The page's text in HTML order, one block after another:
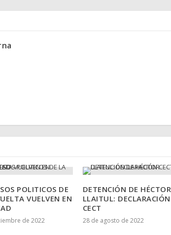
POLITICOS DE
VUELVEN EN
de 2022
DETENCIÓN DE HÉCTOR
LLAITUL: DECLARACIÓN
CECT
28 de agosto de 2022